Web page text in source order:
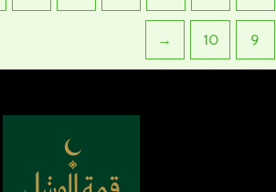
9
10
←